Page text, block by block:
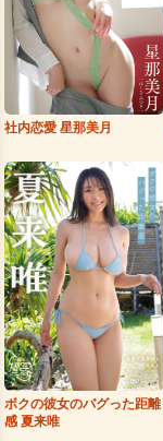
社内恋愛 星那美月
ボクの彼女のバグった距離
感 夏来唯